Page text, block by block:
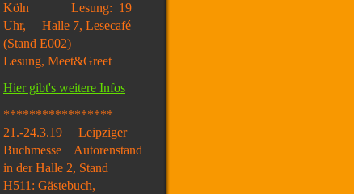
Köln Lesung: 19
Uhr, Halle 7, Lesecafé
(Stand E002)
Lesung, Meet&Greet
Hier gibt's weitere Infos
*****************
21.-24.3.19 Leipziger
Buchmesse Autorenstand
in der Halle 2, Stand
H511: Gästebuch,